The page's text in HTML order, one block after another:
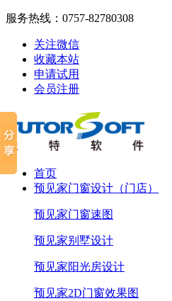
服务热线： 0757-82780308
关注微信
收藏本站
申请试用
会员注册
首页
预见家门窗设计（门店）
预见家门窗速图
预见家别墅设计
预见家阳光房设计
预见家2D门窗效果图